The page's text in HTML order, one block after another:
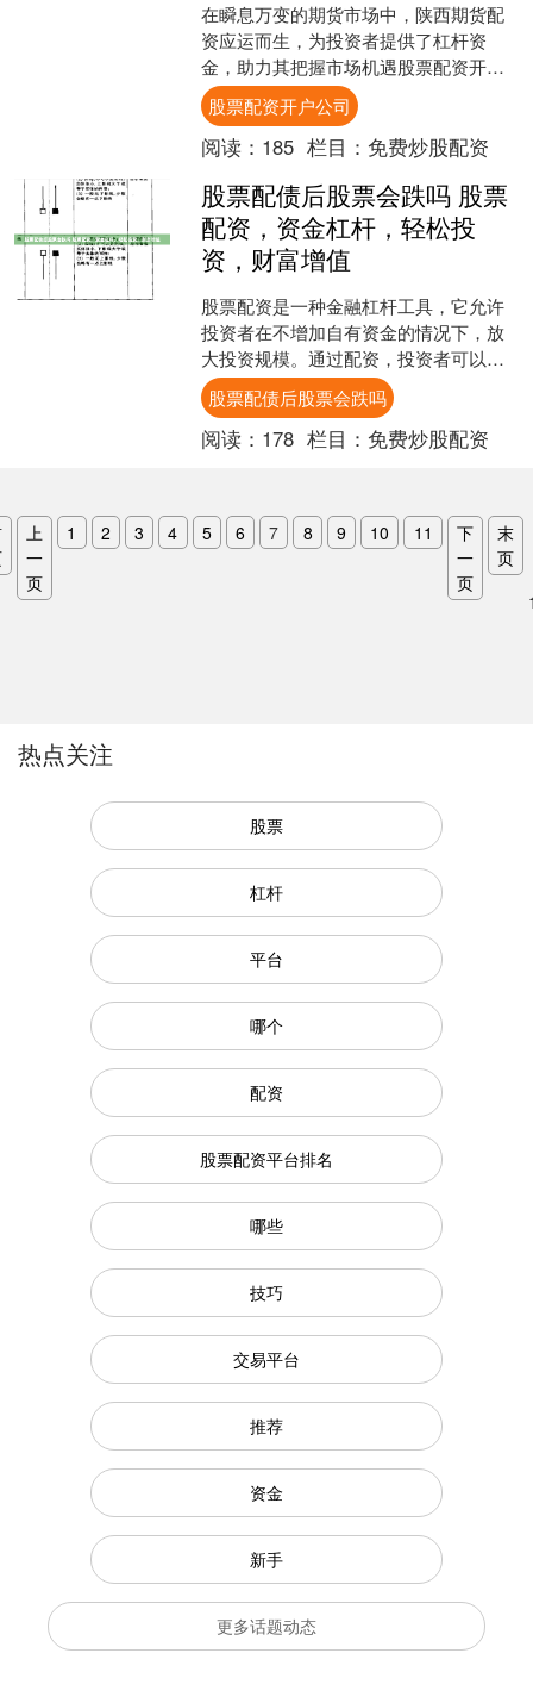
在瞬息万变的期货市场中，陕西期货配
资应运而生，为投资者提供了杠杆资
金，助力其把握市场机遇股票配资开户
公司，实现财富增值。 股票配资是一种
融资方式，投资者只需提供....
股票配资开户公司
阅读： 185 栏目： 免费炒股配资
股票配债后股票会跌吗 股票
配资，资金杠杆，轻松投
资，财富增值
股票配资是一种金融杠杆工具，它允许
投资者在不增加自有资金的情况下，放
大投资规模。通过配资，投资者可以获
得更高的收益潜力，但同时也要承担更
大的风险。 * **掌控....
股票配债后股票会跌吗
阅读： 178 栏目： 免费炒股配资
上
一
页
1 2 3 4 5 6 7 8 9 10 11
下
一
页
末
页
热点关注
股票
杠杆
平台
哪个
配资
股票配资平台排名
哪些
技巧
交易平台
推荐
资金
新手
更多话题动态